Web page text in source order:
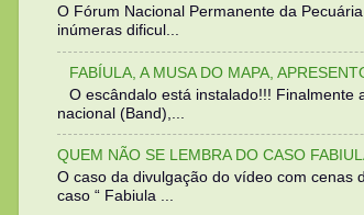
O Fórum Nacional Permanente da
inúmeras dificul...
FABÍULA, A MUSA DO MAPA,
O escândalo está instalado!!! Finalmente
nacional (Band),...
QUEM NÃO SE LEMBRA DO CASO
O caso da divulgação do vídeo com cenas
caso “ Fabiula ...